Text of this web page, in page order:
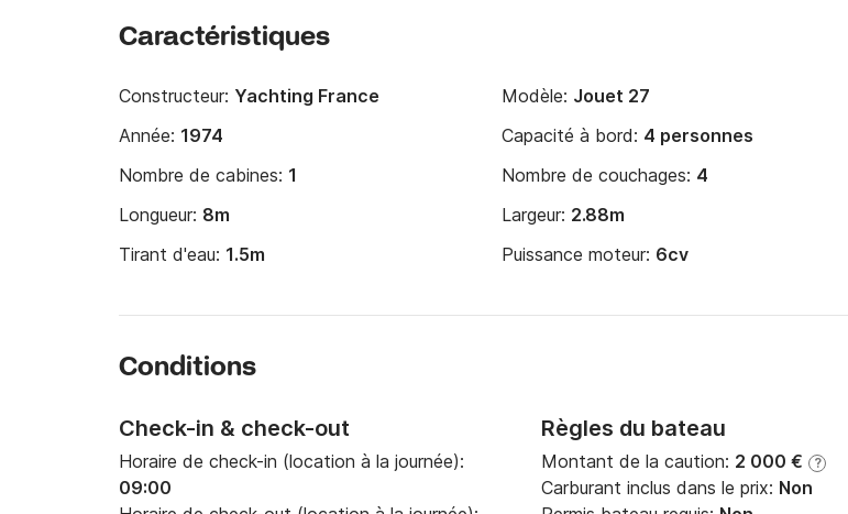
Caractéristiques
Constructeur: Yachting France Modèle: Jouet 27
Année: 1974 Capacité à bord: 4 personnes
Nombre de cabines: 1 Nombre de couchages: 4
Longueur: 8m Largeur: 2.88m
Tirant d'eau: 1.5m Puissance moteur: 6cv
Conditions
Check-in & check-out
Horaire de check-in (location à la journée):
09:00
Règles du bateau
Montant de la caution: 2 000 € ?
Carburant inclus dans le prix: Non